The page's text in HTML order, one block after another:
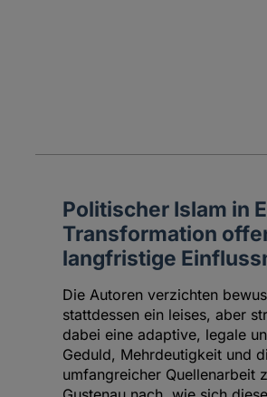
Politischer Islam in
Transformation
langfristige
Die Autoren verzichten
stattdessen ein leises, aber
dabei eine adaptive, legale
Geduld, Mehrdeutigkeit und
umfangreicher Quellenarbeit